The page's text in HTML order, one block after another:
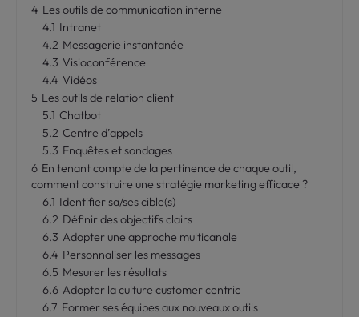
4 Les outils de communication interne
4.1 Intranet
4.2 Messagerie instantanée
4.3 Visioconférence
4.4 Vidéos
5 Les outils de relation client
5.1 Chatbot
5.2 Centre d’appels
5.3 Enquêtes et sondages
6 En tenant compte de la pertinence de chaque outil,
comment construire une stratégie marketing efficace ?
6.1 Identifier sa/ses cible(s)
6.2 Définir des objectifs clairs
6.3 Adopter une approche multicanale
6.4 Personnaliser les messages
6.5 Mesurer les résultats
6.6 Adopter la culture customer centric
6.7 Former ses équipes aux nouveaux outils